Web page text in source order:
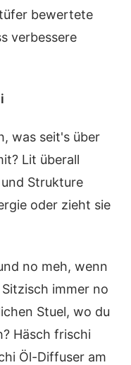
bewertete
verbessere
was seit's über
Lit überall
Strukture
oder zieht sie
no meh, wenn
immer no
Stuel, wo du
Häsch frischi
Öl-Diffuser am